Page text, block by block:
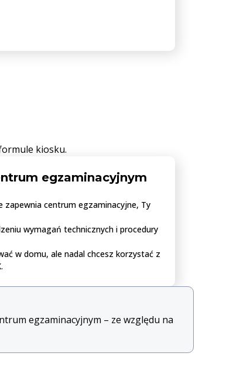
kiosku.
egzaminacyjnym
zapewnia centrum egzaminacyjne, Ty
wymagań technicznych i procedury
w domu, ale nadal chcesz korzystać z
egzaminacyjnym – ze względu na